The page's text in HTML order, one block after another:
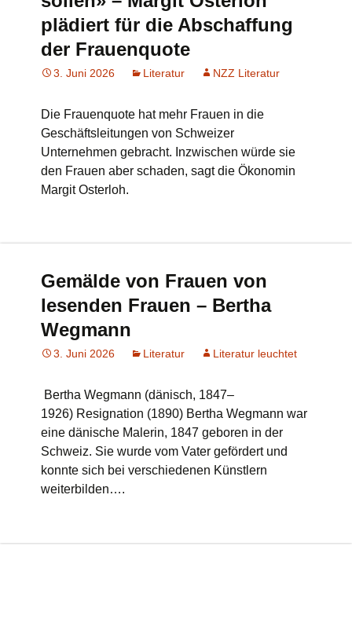
plädiert für die Abschaffung
der Frauenquote
3. Juni 2026 Literatur NZZ Literatur
Die Frauenquote hat mehr Frauen in die
Geschäftsleitungen von Schweizer
Unternehmen gebracht. Inzwischen würde sie
den Frauen aber schaden, sagt die Ökonomin
Margit Osterloh.
Gemälde von Frauen von
lesenden Frauen – Bertha
Wegmann
3. Juni 2026 Literatur Literatur leuchtet
Bertha Wegmann (dänisch, 1847–
1926) Resignation (1890) Bertha Wegmann war
eine dänische Malerin, 1847 geboren in der
Schweiz. Sie wurde vom Vater gefördert und
konnte sich bei verschiedenen Künstlern
weiterbilden….